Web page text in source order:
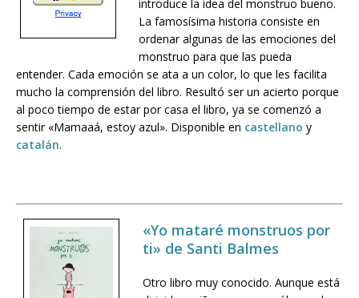
introduce la idea del monstruo bueno.
La famosísima historia consiste en
ordenar algunas de las emociones del
monstruo para que las pueda
entender. Cada emoción se ata a un color, lo que les facilita
mucho la comprensión del libro. Resultó ser un acierto porque
al poco tiempo de estar por casa el libro, ya se comenzó a
sentir «Mamaaá, estoy azul». Disponible en castellano y
catalán.
«Yo mataré monstruos por
ti» de Santi Balmes
Otro libro muy conocido. Aunque está